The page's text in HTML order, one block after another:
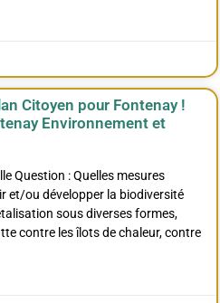
Citoyen pour Fontenay !
Environnement et
Question : Quelles mesures
et/ou développer la biodiversité
sous diverses formes,
contre les îlots de chaleur, contre